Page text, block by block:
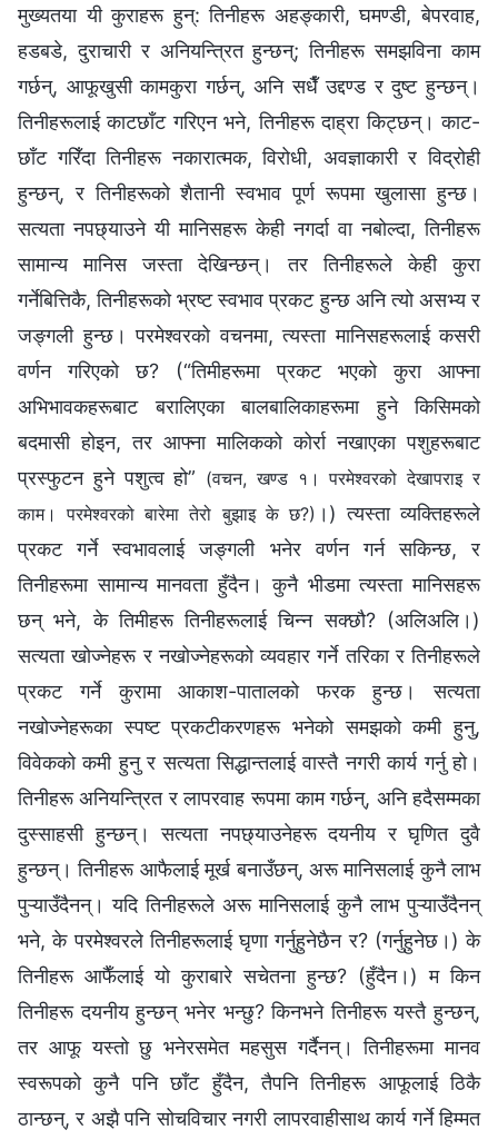
मुख्यतया यी कुराहरू हुन्: तिनीहरू अहङ्कारी, घमण्डी, बेपरवाह,
हडबडे, दुराचारी र अनियन्त्रित हुन्छन्; तिनीहरू समझविना काम
गर्छन्, आफूखुसी कामकुरा गर्छन्, अनि सधैँ उद्दण्ड र दुष्ट हुन्छन्।
तिनीहरूलाई काटछाँट गरिएन भने, तिनीहरू दाह्रा किट्छन्। काट-
छाँट गरिँदा तिनीहरू नकारात्मक, विरोधी, अवज्ञाकारी र विद्रोही
हुन्छन्, र तिनीहरूको शैतानी स्वभाव पूर्ण रूपमा खुलासा हुन्छ।
सत्यता नपछ्याउने यी मानिसहरू केही नगर्दा वा नबोल्दा, तिनीहरू
सामान्य मानिस जस्ता देखिन्छन्। तर तिनीहरूले केही कुरा
गर्नेबित्तिकै, तिनीहरूको भ्रष्ट स्वभाव प्रकट हुन्छ अनि त्यो असभ्य र
जङ्गली हुन्छ। परमेश्‍वरको वचनमा, त्यस्ता मानिसहरूलाई कसरी
वर्णन गरिएको छ? (“तिमीहरूमा प्रकट भएको कुरा आफ्ना
अभिभावकहरूबाट बरालिएका बालबालिकाहरूमा हुने किसिमको
बदमासी होइन, तर आफ्ना मालिकको कोर्रा नखाएका पशुहरूबाट
प्रस्फुटन हुने पशुत्व हो” (वचन, खण्ड १। परमेश्‍वरको देखापराइ र
काम। परमेश्‍वरको बारेमा तेरो बुझाइ के छ?) ।) त्यस्ता व्यक्तिहरूले
प्रकट गर्ने स्वभावलाई जङ्गली भनेर वर्णन गर्न सकिन्छ, र
तिनीहरूमा सामान्य मानवता हुँदैन। कुनै भीडमा त्यस्ता मानिसहरू
छन् भने, के तिमीहरू तिनीहरूलाई चिन्‍न सक्छौ? (अलिअलि।)
सत्यता खोज्नेहरू र नखोज्नेहरूको व्यवहार गर्ने तरिका र तिनीहरूले
प्रकट गर्ने कुरामा आकाश-पातालको फरक हुन्छ। सत्यता
नखोज्नेहरूका स्पष्ट प्रकटीकरणहरू भनेको समझको कमी हुनु,
विवेकको कमी हुनु र सत्यता सिद्धान्तलाई वास्तै नगरी कार्य गर्नु हो।
तिनीहरू अनियन्त्रित र लापरवाह रूपमा काम गर्छन्, अनि हदैसम्मका
दुस्साहसी हुन्छन्। सत्यता नपछ्याउनेहरू दयनीय र घृणित दुवै
हुन्छन्। तिनीहरू आफैलाई मूर्ख बनाउँछन्, अरू मानिसलाई कुनै लाभ
पुऱ्याउँदैनन्। यदि तिनीहरूले अरू मानिसलाई कुनै लाभ पुऱ्याउँदैनन्
भने, के परमेश्‍वरले तिनीहरूलाई घृणा गर्नुहुनेछैन र? (गर्नुहुनेछ।) के
तिनीहरू आफैँलाई यो कुराबारे सचेतना हुन्छ? (हुँदैन।) म किन
तिनीहरू दयनीय हुन्छन् भनेर भन्छु? किनभने तिनीहरू यस्तै हुन्छन्,
तर आफू यस्तो छु भनेरसमेत महसुस गर्दैनन्। तिनीहरूमा मानव
स्वरूपको कुनै पनि छाँट हुँदैन, तैपनि तिनीहरू आफूलाई ठिकै
ठान्छन्, र अझै पनि सोचविचार नगरी लापरवाहीसाथ कार्य गर्ने हिम्मत